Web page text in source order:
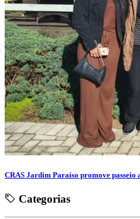
CRAS Jardim Paraíso promove
Categorias